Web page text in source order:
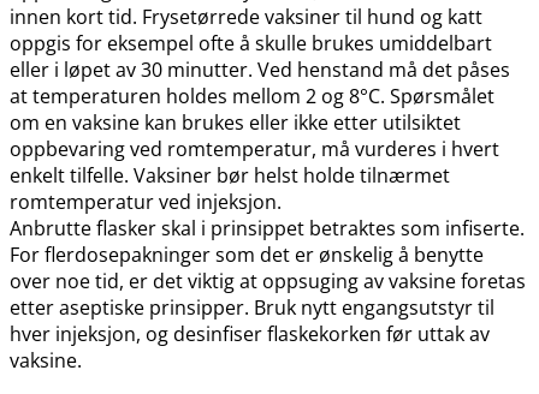
innen kort tid. Frysetørrede vaksiner til hund og katt
oppgis for eksempel ofte å skulle brukes umiddelbart
eller i løpet av 30 minutter. Ved henstand må det påses
at temperaturen holdes mellom 2 og 8°C. Spørsmålet
om en vaksine kan brukes eller ikke etter utilsiktet
oppbevaring ved romtemperatur, må vurderes i hvert
enkelt tilfelle. Vaksiner bør helst holde tilnærmet
romtemperatur ved injeksjon.
Anbrutte flasker skal i prinsippet betraktes som infiserte.
For flerdosepakninger som det er ønskelig å benytte
over noe tid, er det viktig at oppsuging av vaksine foretas
etter aseptiske prinsipper. Bruk nytt engangsutstyr til
hver injeksjon, og desinfiser flaskekorken før uttak av
vaksine.